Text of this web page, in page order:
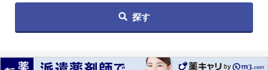
探す